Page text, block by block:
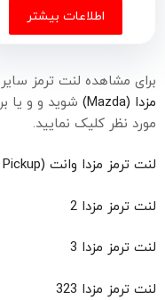
اطلاعات بیشتر
برای مشاهده لنت ترمز
مزدا (Mazda)
شوید و و یا
مورد نظر کلیک نمایید.
لنت ترمز مزدا وانت (Mazda Pickup)
لنت ترمز مزدا 2
لنت ترمز مزدا 3
لنت ترمز مزدا 323